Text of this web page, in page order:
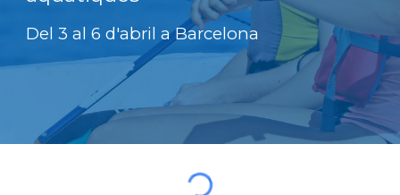
Del 3 al 6 d'abril a Barcelona